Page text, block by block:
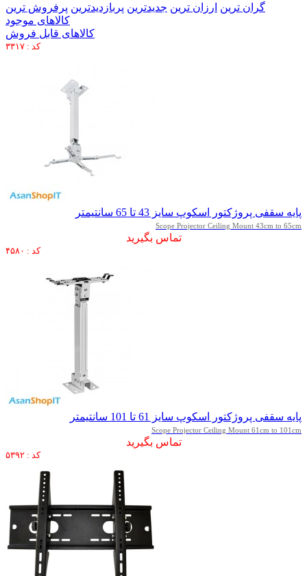
گران ترین ارزان ترین جدیدترین پربازدیدترین پرفروش ترین
کالاهای موجود
کالاهای قابل فروش
کد : ۳۳۱۷
پایه سقفی پروژکتور اسکوپ سایز 43 تا 65 سانتیمتر
Scope Projector Ceiling Mount 43cm to 65cm
تماس بگیرید
کد : ۴۵۸۰
پایه سقفی پروژکتور اسکوپ سایز 61 تا 101 سانتیمتر
Scope Projector Ceiling Mount 61cm to 101cm
تماس بگیرید
کد : ۵۳۹۲